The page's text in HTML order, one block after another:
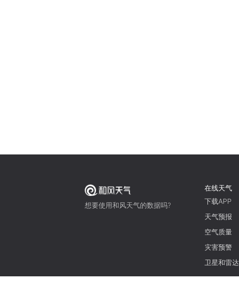
想要使用和风天气的数据吗?
在线天气
下载APP
天气预报
空气质量
灾害预警
卫星和雷达